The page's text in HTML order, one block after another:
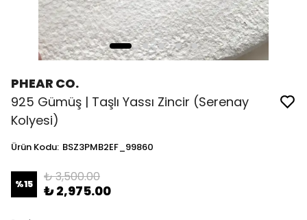
PHEAR CO.
925 Gümüş | Taşlı Yassı Zincir (Serenay
Kolyesi)
Ürün Kodu: BSZ3PMB2EF_99860
%15 ₺ 3,500.00
₺ 2,975.00